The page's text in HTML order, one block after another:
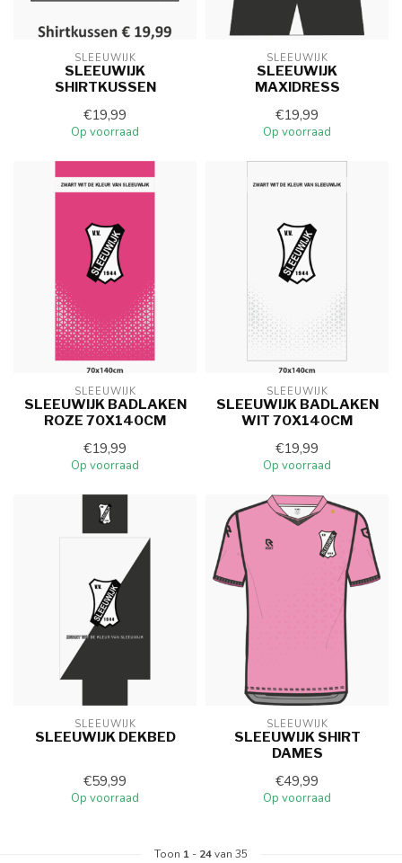
SLEEUWIJK
SLEEUWIJK
SHIRTKUSSEN
€19,99
Op voorraad
SLEEUWIJK
SLEEUWIJK
MAXIDRESS
€19,99
Op voorraad
SLEEUWIJK
SLEEUWIJK BADLAKEN
ROZE 70X140CM
€19,99
Op voorraad
SLEEUWIJK
SLEEUWIJK BADLAKEN
WIT 70X140CM
€19,99
Op voorraad
SLEEUWIJK
SLEEUWIJK DEKBED
€59,99
Op voorraad
SLEEUWIJK
SLEEUWIJK SHIRT
DAMES
€49,99
Op voorraad
Toon 1 - 24van 35